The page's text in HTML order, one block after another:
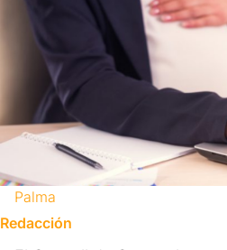
Palma
Redacción